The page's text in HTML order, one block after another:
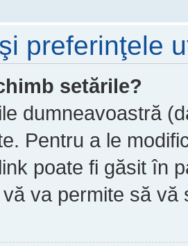
preferinţele
setările?
dumneavoastră
Pentru a le
poate fi găsit în
va permite să vă